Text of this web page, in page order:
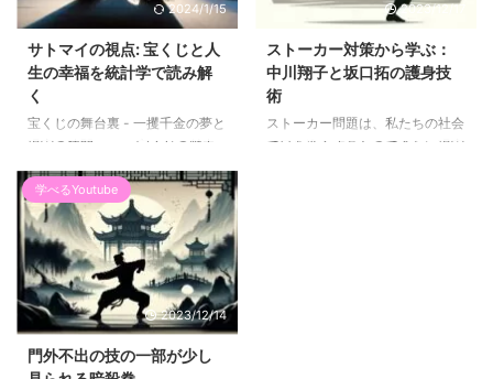
れが必要なかった環境で生活して
いたためです。また、直立二足歩
行に適応する過程で、膝や背骨に
負担がかかるようになりました​
(Science-Based Medicine)​。 遺
伝的制約: 進化は完璧なプロセス
ではありません。遺伝的変異は ...
から佐渡島にかけての活断層は、
過去数年間、地震活動の増加を示
しており、特に2020年12月以降
は顕著に活動が活発化し、地震の
頻度が以前の約400倍にまで増加
していました。そして、2024年
の元旦には、まず16時06分に前
2024/1/15
サトマイの視点: 宝くじと人
生の幸福を統計学で読み解
く
宝くじの舞台裏 - 一攫千金の夢と
現実の狭間・・・ 宝くじの魅力
金」の夢にあります。しかし、そ
の歴史を辿ると、宝くじの物語は
古代ローマから始まり、日本では
昭和20年の「政府第1回宝籤」で
その幕を開けます。時間を経て、
宝くじは多様化し、現代に息づく
文化となりました。 しかし、宝
ずしも幸せだけではありません。
2023/12/17
ストーカー対策から学ぶ：
中川翔子と坂口拓の護身技
術
ストーカー問題は、私たちの社会
で目を逸らすことのできない現実
学べるYoutube
2023/12/14
門外不出の技の一部が少し